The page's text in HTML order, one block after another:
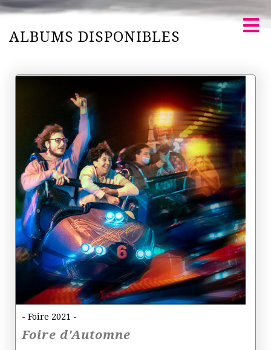
ALBUMS DISPONIBLES
- Foire 2021 -
Foire d'Automne